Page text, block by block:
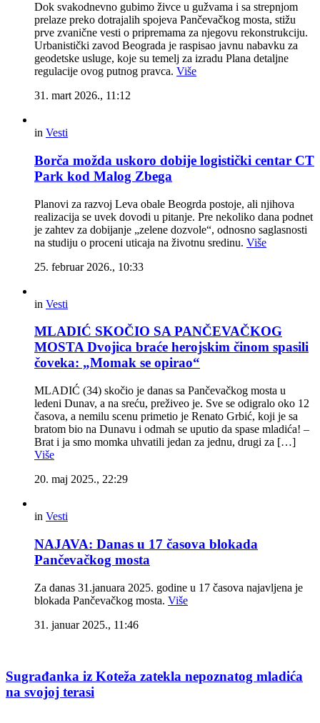
Dok svakodnevno gubimo živce u gužvama i sa strepnjom
prelaze preko dotrajalih spojeva Pančevačkog mosta, stižu
prve zvanične vesti o pripremama za njegovu rekonstrukciju.
Urbanistički zavod Beograda je raspisao javnu nabavku za
geodetske usluge, koje su temelj za izradu Plana detaljne
regulacije ovog putnog pravca. Više
31. mart 2026., 11:12
in Vesti
Borča možda uskoro dobije logistički centar CT
Park kod Malog Zbega
Planovi za razvoj Leva obale Beogrda postoje, ali njihova
realizacija se uvek dovodi u pitanje. Pre nekoliko dana podnet
je zahtev za dobijanje „zelene dozvole“, odnosno saglasnosti
na studiju o proceni uticaja na životnu sredinu. Više
25. februar 2026., 10:33
in Vesti
MLADIĆ SKOČIO SA PANČEVAČKOG
MOSTA Dvojica braće herojskim činom spasili
čoveka: „Momak se opirao“
MLADIĆ (34) skočio je danas sa Pančevačkog mosta u
ledeni Dunav, a na sreću, preživeo je. Sve se odigralo oko 12
časova, a nemilu scenu primetio je Renato Grbić, koji je sa
bratom bio na Dunavu i odmah se uputio da spase mladića! –
Brat i ja smo momka uhvatili jedan za jednu, drugi za […]
Više
20. maj 2025., 22:29
in Vesti
NAJAVA: Danas u 17 časova blokada
Pančevačkog mosta
Za danas 31.januara 2025. godine u 17 časova najavljena je
blokada Pančevačkog mosta. Više
31. januar 2025., 11:46
Sugrađanka iz Koteža zatekla nepoznatog mladića
na svojoj terasi